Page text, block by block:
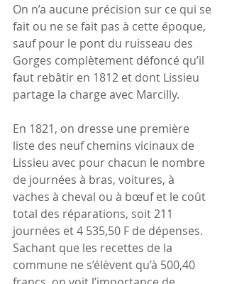
On n’a aucune précision sur ce qui se
fait ou ne se fait pas à cette époque,
sauf pour le pont du ruisseau des
Gorges complètement défoncé qu’il
faut rebâtir en 1812 et dont Lissieu
partage la charge avec Marcilly.
En 1821, on dresse une première
liste des neuf chemins vicinaux de
Lissieu avec pour chacun le nombre
de journées à bras, voitures, à
vaches à cheval ou à bœuf et le coût
total des réparations, soit 211
journées et 4 535,50 F de dépenses.
Sachant que les recettes de la
commune ne s’élèvent qu’à 500,40